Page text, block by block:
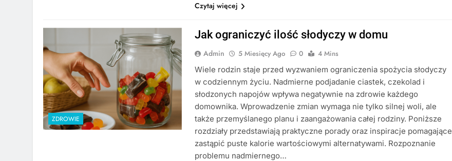
Czytaj więcej
ZDROWIE
Jak ograniczyć ilość słodyczy w domu
Admin 5 Miesięcy Ago 0
4 Mins
Wiele rodzin staje przed wyzwaniem ograniczenia spożycia słodyczy
w codziennym życiu. Nadmierne podjadanie ciastek, czekolad i
słodzonych napojów wpływa negatywnie na zdrowie każdego
domownika. Wprowadzenie zmian wymaga nie tylko silnej woli, ale
także przemyślanego planu i zaangażowania całej rodziny. Poniższe
rozdziały przedstawiają praktyczne porady oraz inspiracje pomagające
zastąpić puste kalorie wartościowymi alternatywami. Rozpoznanie
problemu nadmiernego…